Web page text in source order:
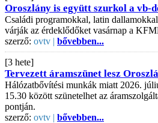
Oroszlány is együtt szurkol a vb-
Családi programokkal, latin
várják az érdeklődőket vasárnap a
szerző: ovtv | bővebben...
[3 hete]
Tervezett áramszünet lesz
Hálózatbővítési munkák miatt 2026.
15.30 között szünetelhet az
pontján.
szerző: ovtv | bővebben...